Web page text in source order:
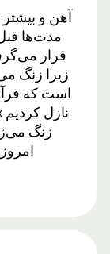
آهن و
مدت‌ها
قرار
زیرا زنگ
است که
نازل
زنگ